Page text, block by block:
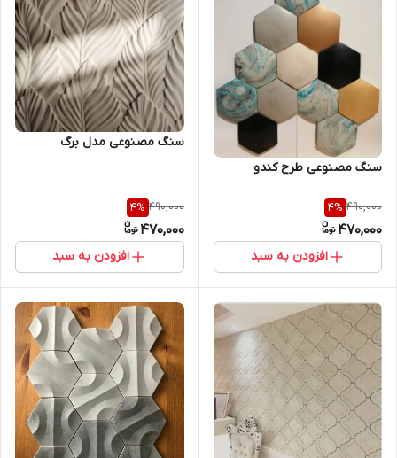
سنگ مصنوعی طرح کندو
490,000
4%
470,000
افزودن به سبد
سنگ مصنوعی مدل برگ
490,000
4%
470,000
افزودن به سبد